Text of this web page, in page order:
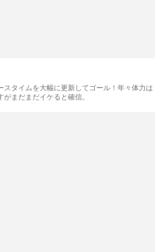
スタイムを大幅に更新してゴール！年々体力は
まだまだイケると確信。